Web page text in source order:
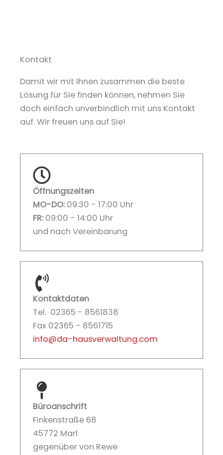
Kontakt
Damit wir mit Ihnen zusammen die beste
Lösung für Sie finden können, nehmen Sie
doch einfach unverbindlich mit uns Kontakt
auf. Wir freuen uns auf Sie!
Öffnungszeiten
MO-DO: 09:30 - 17:00 Uhr
FR: 09:00 - 14:00 Uhr
und nach Vereinbarung
Kontaktdaten
Tel. 02365 - 8561838
Fax 02365 - 8561715
info@da-hausverwaltung.com
Büroanschrift
Finkenstraße 68
45772 Marl
gegenüber von Rewe